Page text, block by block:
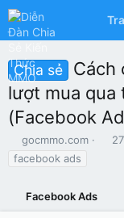
Chia sẻ
Cách
lượt mua qua
(Facebook
T
d
gocmmo.com
N
ử
facebook ads
Facebook Ads